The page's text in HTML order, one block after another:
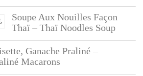
Soupe Aux Nouilles Façon
Thaï – Thaï Noodles Soup
Ganache Praliné –
Macarons